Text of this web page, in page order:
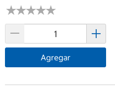
★★★★★
★★★★★
Agregar